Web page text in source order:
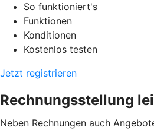
So funktioniert's
Funktionen
Konditionen
Kostenlos testen
Jetzt registrieren
Rechnungsstellung
Neben Rechnungen auch